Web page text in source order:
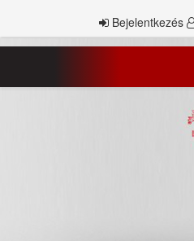
Bejelentkezés